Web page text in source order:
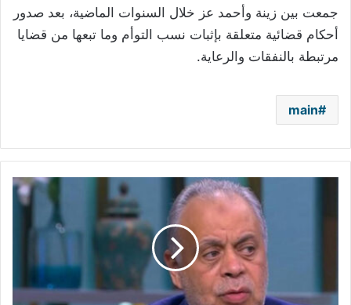
جمعت بين زينة وأحمد عز خلال السنوات الماضية، بعد صدور
أحكام قضائية متعلقة بإثبات نسب التوأم وما تبعها من قضايا
مرتبطة بالنفقات والرعاية.
main
بمحاسبته